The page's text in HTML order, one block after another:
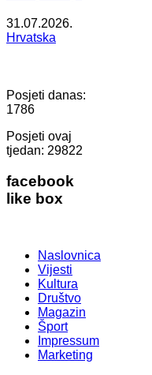
31.07.2026.
Hrvatska
Posjeti danas:
1786
Posjeti ovaj
tjedan: 29822
facebook
like box
Naslovnica
Vijesti
Kultura
Društvo
Magazin
Šport
Impressum
Marketing